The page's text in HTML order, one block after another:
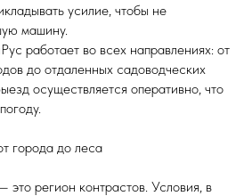
усилие, чтобы не
машину.
работает во всех направлениях: от
до отдаленных садоводческих
осуществляется оперативно, что
города до леса
регион контрастов. Условия, в